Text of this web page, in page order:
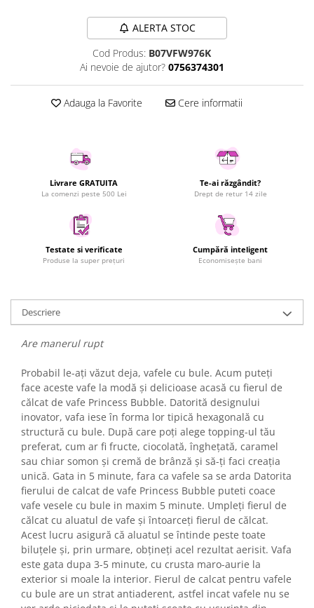
Laptop, Tablete & Telefoane
Laptopuri si Accesorii
Telefoane Mobile & accesorii
Wearable & Gadgeturi
Accesorii si piese masini spalat
rufe si uscatoare
Accesorii si piese masini spalat
Aparate Frigorifice
Aparate Racire Aer
Aragaze si cuptoare cu microunde
Climatizare & sisteme de incalzire
Fiare de calcat si masini de cusut
Ingrijire Locuinta
Purificatoare de aer
Bijuterii
Ceasuri barbatesti
Ceasuri dama
Cutii, curele si accesorii ceasuri
Genti si accesorii barbati
Genti si accesorii femei
Imbracaminte barbati
Imbracaminte femei
Imbracaminte si Incaltaminte copii
Incaltaminte barbati
Incaltaminte femei
Ochelari de soare
Ochelari de vedere
ALERTA STOC
Cod Produs: B07VFW976K
Ai nevoie de ajutor? 0756374301
Adauga la Favorite Cere informatii
Livrare GRATUITA
La comenzi peste 500 Lei
Te-ai răzgândit?
Drept de retur 14 zile
Testate si verificate
Produse la super prețuri
Cumpără inteligent
Economisește bani
Descriere
Are manerul rupt
Probabil le-ați văzut deja, vafele cu bule. Acum puteți
face aceste vafe la modă și delicioase acasă cu fierul de
călcat de vafe Princess Bubble. Datorită designului
inovator, vafa iese în forma lor tipică hexagonală cu
structură cu bule. După care poți alege topping-ul tău
preferat, cum ar fi fructe, ciocolată, înghețată, caramel
sau chiar somon și cremă de brânză și să-ți faci creația
unică. Gata in 5 minute, fara ca vafele sa se arda Datorita
fierului de calcat de vafe Princess Bubble puteti coace
vafe vesele cu bule in maxim 5 minute. Umpleți fierul de
călcat cu aluatul de vafe și întoarceți fierul de călcat.
Acest lucru asigură că aluatul se întinde peste toate
biluțele și, prin urmare, obțineți acel rezultat aerisit. Vafa
este gata dupa 3-5 minute, cu crusta maro-aurie la
exterior si moale la interior. Fierul de calcat pentru vafele
cu bule are un strat antiaderent, astfel incat vafele nu se